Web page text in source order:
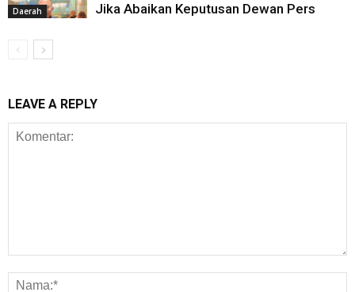
Daerah
Jika Abaikan Keputusan Dewan Pers
LEAVE A REPLY